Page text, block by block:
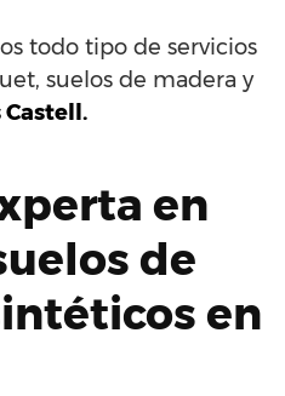
todo tipo de servicios
suelos de madera y
Castell.
en
de
en